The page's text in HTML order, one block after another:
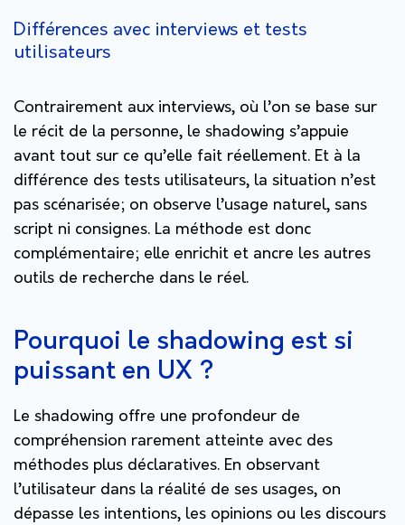
Différences avec interviews et tests
utilisateurs
Contrairement aux interviews, où l’on se base sur
le récit de la personne, le shadowing s’appuie
avant tout sur ce qu’elle fait réellement. Et à la
différence des tests utilisateurs, la situation n’est
pas scénarisée; on observe l’usage naturel, sans
script ni consignes. La méthode est donc
complémentaire; elle enrichit et ancre les autres
outils de recherche dans le réel.
Pourquoi le shadowing est si
puissant en UX ?
Le shadowing offre une profondeur de
compréhension rarement atteinte avec des
méthodes plus déclaratives. En observant
l’utilisateur dans la réalité de ses usages, on
dépasse les intentions, les opinions ou les discours